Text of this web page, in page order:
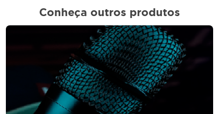
Conheça outros produtos